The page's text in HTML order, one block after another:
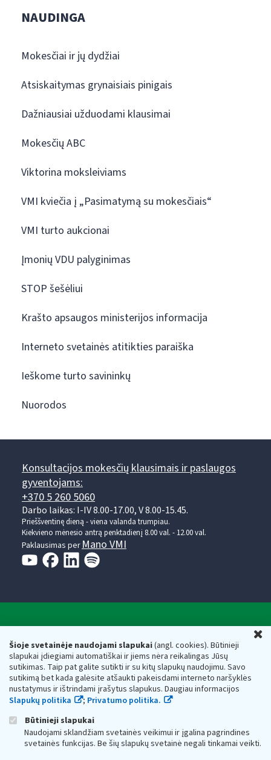
Šioje svetainėje naudojami slapukai(angl. cookies). Būtinieji
slapukai įdiegiami automatiškai ir jiems nėra reikalingas Jūsų
sutikimas. Taip pat galite sutikti ir su kitų slapukų naudojimu. Savo
sutikimą bet kada galėsite atšaukti pakeisdami interneto naršyklės
nustatymus ir ištrindami įrašytus slapukus. Daugiau informacijos
Slapukų politika
; Privatumo politika.
Būtinieji slapukai
Naudojami sklandžiam svetainės veikimui ir įgalina pagrindines
svetainės funkcijas. Be šių slapukų svetainė negali tinkamai veikti.
NAUDINGA
Mokesčiai ir jų dydžiai
Atsiskaitymas grynaisiais pinigais
Dažniausiai užduodami klausimai
Mokesčių ABC
Viktorina moksleiviams
VMI kviečia į „Pasimatymą su mokesčiais“
VMI turto aukcionai
Įmonių VDU palyginimas
STOP šešėliui
Krašto apsaugos ministerijos informacija
Interneto svetainės atitikties paraiška
Ieškome turto savininkų
Nuorodos
Konsultacijos mokesčių klausimais ir paslaugos
gyventojams:
+370 5 260 5060
Darbo laikas: I-IV 8.00-17.00, V 8.00-15.45.
Prieššventinę dieną - viena valanda trumpiau.
Kiekvieno mėnesio antrą penktadienį 8.00 val. - 12.00 val.
Paklausimas per Mano VMI
Respublikos finansų ministerijos
Biudžetinė įstaiga. Juridinio asmens kodas — 188659752,
adresas: Vasario 16-osios g. 14, 01107 Vilnius, Lietuva, el.paštas:
vmi@vmi.lt, E. pristatymo dėžutės adresas 188659752
Duomenys apie Valstybinę mokesčių inspekciją prie Lietuvos
Respublikos finansų ministerijos kaupiami ir saugomi Juridinių